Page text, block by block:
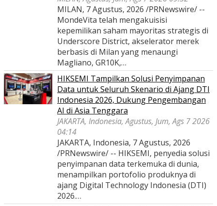
MILAN, 7 Agustus, 2026 /PRNewswire/ --
MondeVita telah mengakuisisi
kepemilikan saham mayoritas strategis di
Underscore District, akselerator merek
berbasis di Milan yang menaungi
Magliano, GR10K,…
HIKSEMI Tampilkan Solusi Penyimpanan
Data untuk Seluruh Skenario di Ajang DTI
Indonesia 2026, Dukung Pengembangan
AI di Asia Tenggara
JAKARTA, Indonesia, Agustus, Jum, Ags 7 2026
04:14
JAKARTA, Indonesia, 7 Agustus, 2026
/PRNewswire/ -- HIKSEMI, penyedia solusi
penyimpanan data terkemuka di dunia,
menampilkan portofolio produknya di
ajang Digital Technology Indonesia (DTI)
2026.…